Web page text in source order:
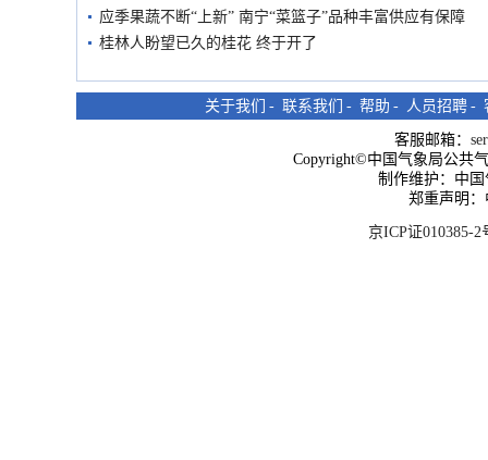
应季果蔬不断“上新” 南宁“菜篮子”品种丰富供应有保障
桂林人盼望已久的桂花 终于开了
关于我们 - 联系我们 - 帮助 - 人员招聘 -
客服邮箱：
Copyright©中国气象局公共
制作维护：中
郑重声明
京ICP证010385-2